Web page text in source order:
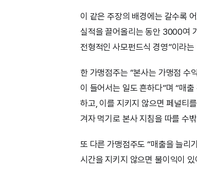
이 같은 주장의 배경에는 갈수록
실적을 끌어올리는 동안 3000여
전형적인 사모펀드식 경영”이라
한 가맹점주는 “본사는 가맹점 수
이 들어서는 일도 흔하다”며 “매
하고, 이를 지키지 않으면 페널티
겨자 먹기로 본사 지침을 따를 수
또 다른 가맹점주도 “매출을 늘리
시간을 지키지 않으면 불이익이